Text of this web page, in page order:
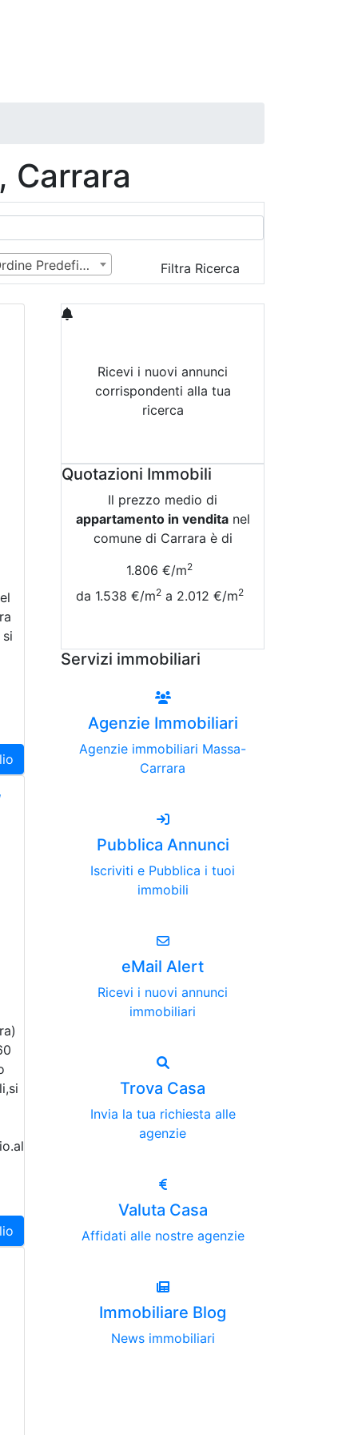
Carrara
Ordine Predefinito Filtra Ricerca
Ricevi i nuovi annunci
corrispondenti alla tua
ricerca
Quotazioni Immobili
Il prezzo medio di
appartamento in venditanel
comune di Carrara è di
1.806 €/m2
da 1.538 €/m2a 2.012 €/m2
Servizi immobiliari
Agenzie Immobiliari
Agenzie immobiliari Massa-
Carrara
Pubblica Annunci
Iscriviti e Pubblica i tuoi
immobili
eMail Alert
Ricevi i nuovi annunci
immobiliari
Trova Casa
Invia la tua richiesta alle
agenzie
Valuta Casa
Affidati alle nostre agenzie
Immobiliare Blog
News immobiliari